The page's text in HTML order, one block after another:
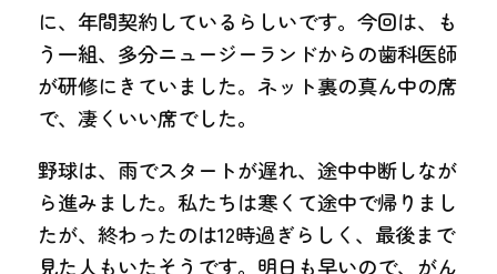
に、年間契約しているらしいです。今回は、も
う一組、多分ニュージーランドからの歯科医師
が研修にきていました。ネット裏の真ん中の席
で、凄くいい席でした。
野球は、雨でスタートが遅れ、途中中断しなが
ら進みました。私たちは寒くて途中で帰りまし
たが、終わったのは12時過ぎらしく、最後まで
見た人もいたそうです。明日も早いので、がん